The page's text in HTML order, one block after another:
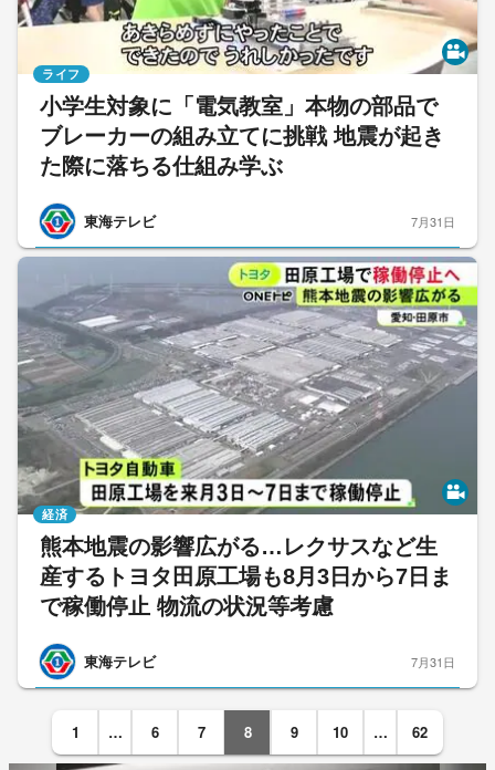
小学生対象に「電気教室」本物の部品で
ブレーカーの組み立てに挑戦 地震が起き
た際に落ちる仕組み学ぶ
東海テレビ
ライフ
7月31日
熊本地震の影響広がる…レクサスなど生
産するトヨタ田原工場も8月3日から7日ま
で稼働停止 物流の状況等考慮
東海テレビ
経済
7月31日
1 … 6 7 8 9 10 … 62